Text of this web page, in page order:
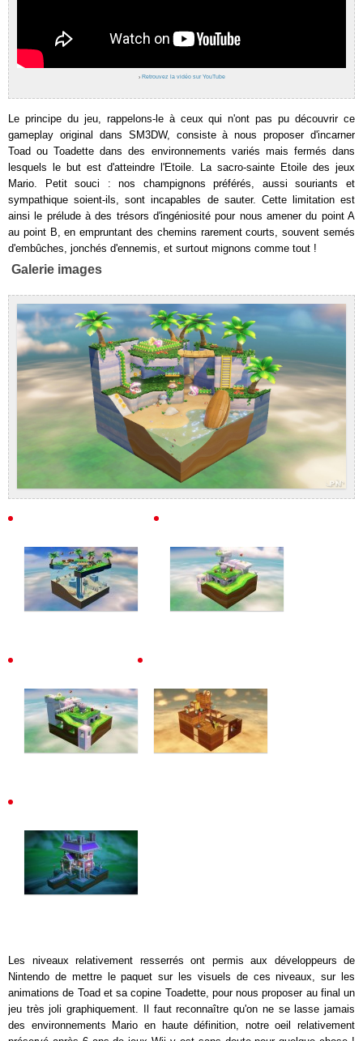
› Retrouvez la vidéo sur YouTube
Le principe du jeu, rappelons-le à ceux qui n'ont pas pu découvrir ce
gameplay original dans SM3DW, consiste à nous proposer d'incarner
Toad ou Toadette dans des environnements variés mais fermés dans
lesquels le but est d'atteindre l'Etoile. La sacro-sainte Etoile des jeux
Mario. Petit souci : nos champignons préférés, aussi souriants et
sympathique soient-ils, sont incapables de sauter. Cette limitation est
ainsi le prélude à des trésors d'ingéniosité pour nous amener du point A
au point B, en empruntant des chemins rarement courts, souvent semés
d'embûches, jonchés d'ennemis, et surtout mignons comme tout !
Galerie images
Les niveaux relativement resserrés ont permis aux développeurs de
Nintendo de mettre le paquet sur les visuels de ces niveaux, sur les
animations de Toad et sa copine Toadette, pour nous proposer au final un
jeu très joli graphiquement. Il faut reconnaître qu'on ne se lasse jamais
des environnements Mario en haute définition, notre oeil relativement